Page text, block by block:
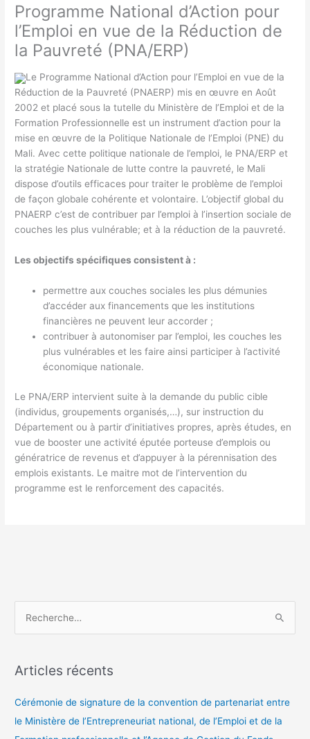
Programme National d’Action pour
l’Emploi en vue de la Réduction de
la Pauvreté (PNA/ERP)
Le Programme National d’Action pour l’Emploi en vue de la
Réduction de la Pauvreté (PNAERP) mis en œuvre en Août
2002 et placé sous la tutelle du Ministère de l’Emploi et de la
Formation Professionnelle est un instru­ment d’action pour la
mise en œuvre de la Politique Nationale de l’Emploi (PNE) du
Mali. Avec cette politique nationale de l’emploi, le PNA/ERP et
la stratégie Nationale de lutte contre la pauvreté, le Mali
dispose d’outils efficaces pour traiter le problème de l’emploi
de façon globale cohérente et volontaire. L’objectif global du
PNAERP c’est de contribuer par l’emploi à l’insertion sociale de
couches les plus vulnérable; et à la réduction de la pauvreté.
Les objectifs spécifiques consistent à :
permettre aux couches sociales les plus démunies
d’accéder aux financements que les institutions
financières ne peuvent leur accorder ;
contribuer à autonomiser par l’emploi, les couches les
plus vulnérables et les faire ainsi participer à l’activité
économique nationale.
Le PNA/ERP intervient suite à la demande du public cible
(individus, groupements organisés,…), sur instruction du
Département ou à partir d’initiatives propres, après études, en
vue de booster une activité éputée porteuse d’emplois ou
génératrice de revenus et d’appuyer à la pérennisation des
emplois existants. Le maitre mot de l’intervention du
programme est le renforcement des capacités.
h
Articles récents
Cérémonie de signature de la convention de partenariat entre
le Ministère de l’Entrepreneuriat national, de l’Emploi et de la